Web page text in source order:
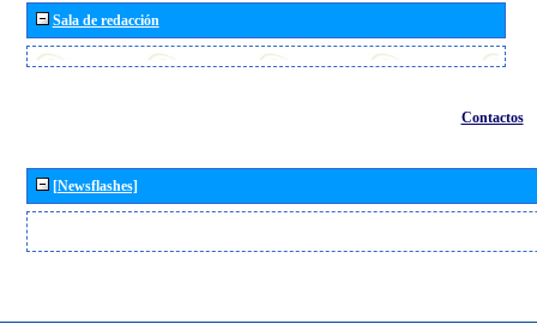
Sala de redacción
Contactos
[Newsflashes]